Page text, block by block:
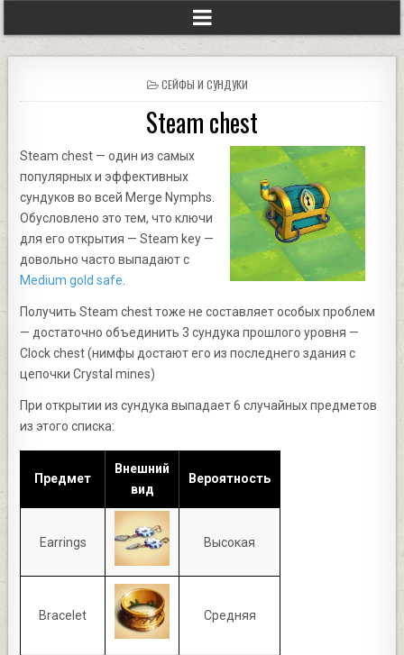
POSTED
IN
СЕЙФЫ И СУНДУКИ
Steam chest
Steam chest — один из самых
популярных и эффективных
сундуков во всей Merge Nymphs.
Обусловлено это тем, что ключи
для его открытия — Steam key —
довольно часто выпадают с
Medium gold safe
Получить Steam chest тоже не составляет особых проблем
— достаточно объединить 3 сундука прошлого уровня —
Clock chest (нимфы достают его из последнего здания с
цепочки Crystal mines)
При открытии из сундука выпадает 6 случайных предметов
из этого списка:
Предмет
Внешний
вид
Вероятность
Earrings Высокая
Bracelet Средняя